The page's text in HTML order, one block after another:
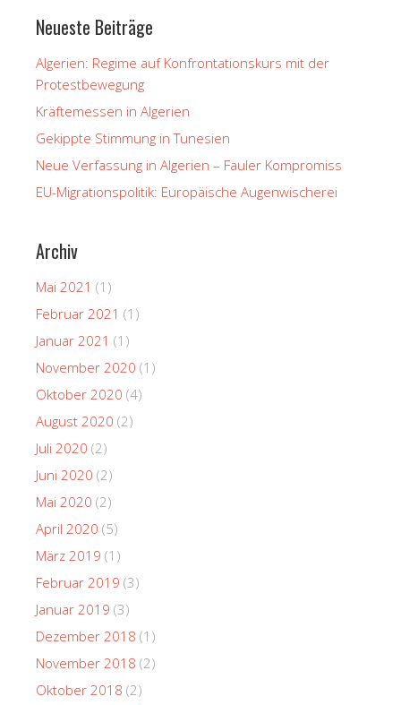
Neueste Beiträge
Algerien: Regime auf Konfrontationskurs mit der
Protestbewegung
Kräftemessen in Algerien
Gekippte Stimmung in Tunesien
Neue Verfassung in Algerien – Fauler Kompromiss
EU-Migrationspolitik: Europäische Augenwischerei
Archiv
Mai 2021 (1)
Februar 2021 (1)
Januar 2021 (1)
November 2020 (1)
Oktober 2020 (4)
August 2020 (2)
Juli 2020 (2)
Juni 2020 (2)
Mai 2020 (2)
April 2020 (5)
März 2019 (1)
Februar 2019 (3)
Januar 2019 (3)
Dezember 2018 (1)
November 2018 (2)
Oktober 2018 (2)